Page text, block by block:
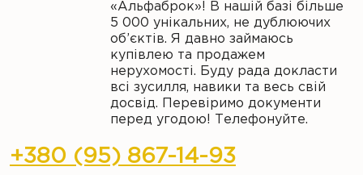
«Альфаброк»! В нашій базі більше
5 000 унікальних, не дублюючих
об’єктів. Я давно займаюсь
купівлею та продажем
нерухомості. Буду рада докласти
всі зусилля, навики та весь свій
досвід. Перевіримо документи
перед угодою! Телефонуйте.
+380 (95) 867-14-93